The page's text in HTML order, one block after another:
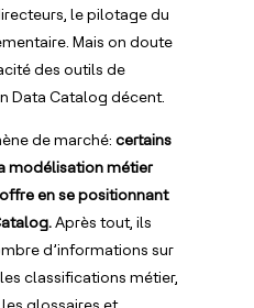
le pilotage du
Mais on doute
des outils de
Data Catalog décent.
de marché: certains
modélisation métier
en se positionnant
Après tout, ils
d’informations sur
classifications métier,